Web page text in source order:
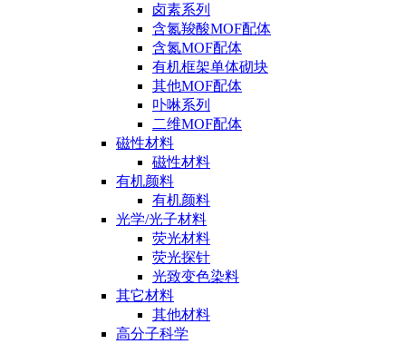
卤素系列
含氮羧酸MOF配体
含氮MOF配体
有机框架单体砌块
其他MOF配体
卟啉系列
二维MOF配体
磁性材料
磁性材料
有机颜料
有机颜料
光学/光子材料
荧光材料
荧光探针
光致变色染料
其它材料
其他材料
高分子科学